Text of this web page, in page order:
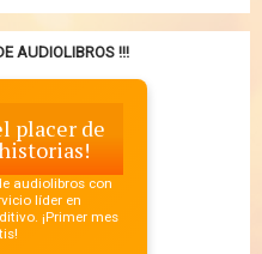
AUDIOLIBROS !!!
placer de
audiolibros con
líder en
¡Primer mes